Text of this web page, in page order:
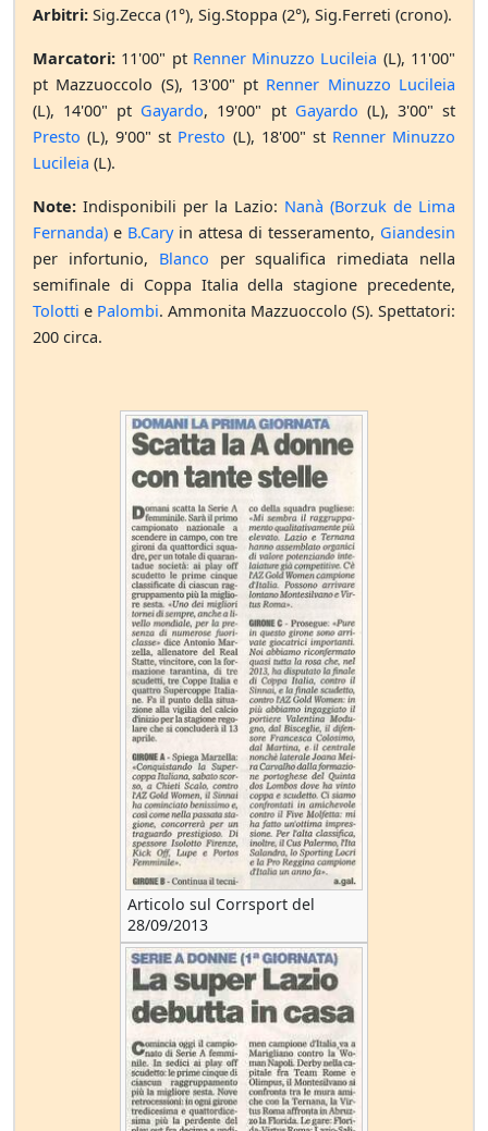
Arbitri: Sig.Zecca (1°), Sig.Stoppa (2°), Sig.Ferreti (crono).
Marcatori: 11'00" pt Renner Minuzzo Lucileia (L), 11'00"
pt Mazzuoccolo (S), 13'00" pt Renner Minuzzo Lucileia
(L), 14'00" pt Gayardo, 19'00" pt Gayardo (L), 3'00" st
Presto (L), 9'00" st Presto (L), 18'00" st Renner Minuzzo
Lucileia (L).
Note: Indisponibili per la Lazio: Nanà (Borzuk de Lima
Fernanda) e B.Caryin attesa di tesseramento, Giandesin
per infortunio, Blanco per squalifica rimediata nella
semifinale di Coppa Italia della stagione precedente,
Tolotti e Palombi. Ammonita Mazzuoccolo (S). Spettatori:
200 circa.
Articolo sul Corrsport del
28/09/2013